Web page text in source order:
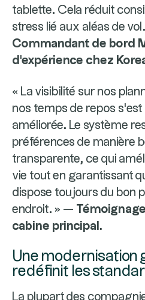
tablette. Cela réduit
stress lié aux aléas de
Commandant de bord
d'expérience chez
« La visibilité sur nos
nos temps de repos
améliorée. Le système
préférences de manière
transparente, ce qui
vie tout en garantissant
dispose toujours du bon
endroit. » —
cabine principal.
Une modernisation
redéfinit les
La plupart des